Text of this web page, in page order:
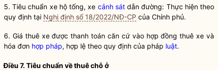
5. Tiêu chuẩn xe hộ tống, xe cảnh sátdẫn đường: Thực hiện theo
quy định tại Nghị định số 18/2022/NĐ-CP của Chính phủ.
6. Giá thuê xe được thanh toán căn cứ vào hợp đồng thuê xe và
hóa đơn hợp pháp, hợp lệ theo quy định của pháp luật.
Điều 7. Tiêu chuẩn về thuê chỗ ở